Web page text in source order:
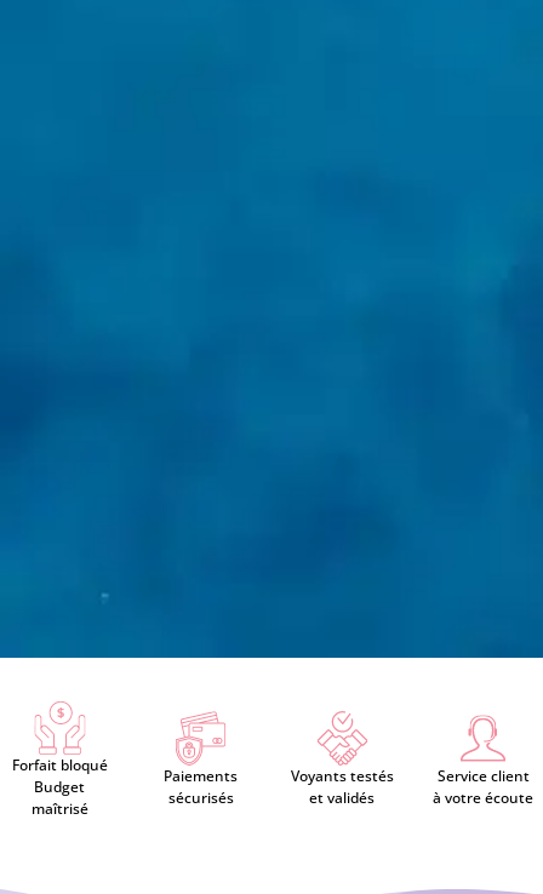
Forfait bloqué
Budget
maîtrisé
Paiements
sécurisés
Voyants testés
et validés
Service client
à votre écoute